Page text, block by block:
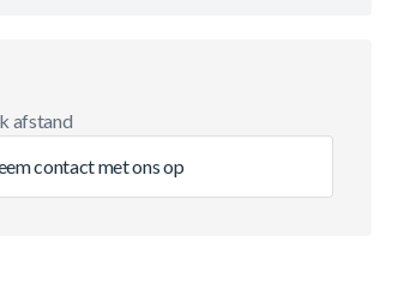
afstand
contact met ons op